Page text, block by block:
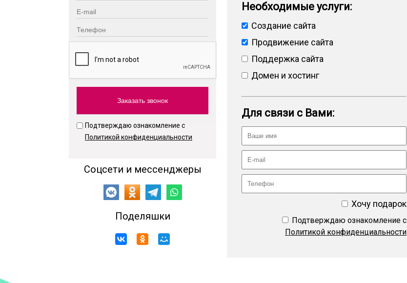
Подтверждаю ознакомление с
Политикой конфиденциальности
Соцсети и мессенджеры
Поделяшки
Необходимые услуги:
Создание сайта
Продвижение сайта
Поддержка сайта
Домен и хостинг
Для связи с Вами:
Хочу подарок
Подтверждаю ознакомление с
Политикой конфиденциальности